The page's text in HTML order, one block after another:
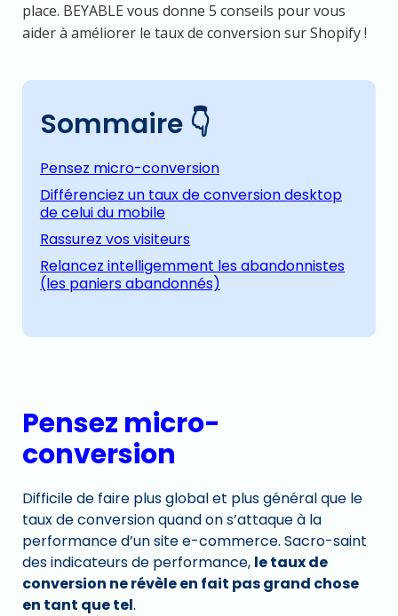
place. BEYABLE vous donne 5 conseils pour vous
aider à améliorer le taux de conversion sur Shopify !
Sommaire 👇
Pensez micro-conversion
Différenciez un taux de conversion desktop
de celui du mobile
Rassurez vos visiteurs
Relancez intelligemment les abandonnistes
(les paniers abandonnés)
Pensez micro-
conversion
Difficile de faire plus global et plus général que le
taux de conversion quand on s’attaque à la
performance d’un site e-commerce. Sacro-saint
des indicateurs de performance, le taux de
conversion ne révèle en fait pas grand chose
en tant que tel.